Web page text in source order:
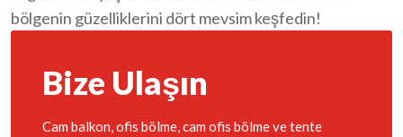
bölgenin güzelliklerini dört mevsim keşfedin!
Bize Ulaşın
Cam balkon, ofis bölme, cam ofis bölme ve tente